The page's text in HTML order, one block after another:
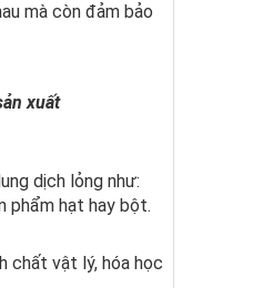
mà còn đảm bảo
xuất
dịch lỏng như:
phẩm hạt hay bột.
chất vật lý, hóa học